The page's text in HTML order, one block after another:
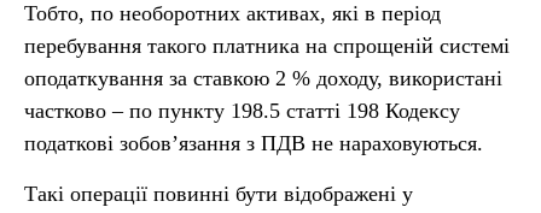
Тобто, по необоротних активах, які в період
перебування такого платника на спрощеній системі
оподаткування за ставкою 2 % доходу, використані
частково – по пункту 198.5 статті 198 Кодексу
податкові зобов’язання з ПДВ не нараховуються.
Такі операції повинні бути відображені у